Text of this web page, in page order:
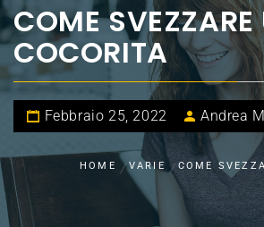
COME
COCORITA
Febbraio 25, 2022 Andrea
HOME VARIE COME